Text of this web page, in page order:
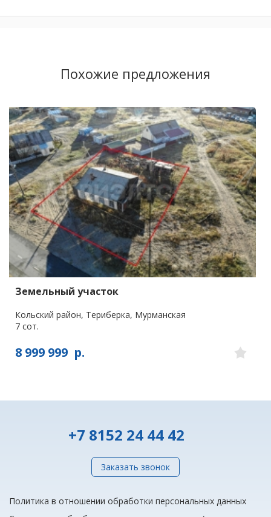
Похожие предложения
Земельный участок
Кольский район, Териберка, Мурманская
7 сот.
8 999 999 р.
+7 8152 24 44 42
Заказать звонок
Политика в отношении обработки персональных данных